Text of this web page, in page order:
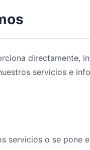
directamente,
servicios e
servicios o se pone